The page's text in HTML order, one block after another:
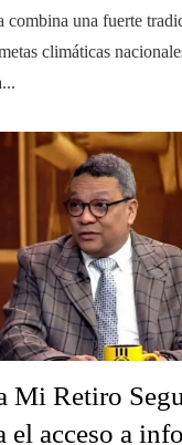
combina una fuerte
climáticas
Mi Retiro
el acceso a